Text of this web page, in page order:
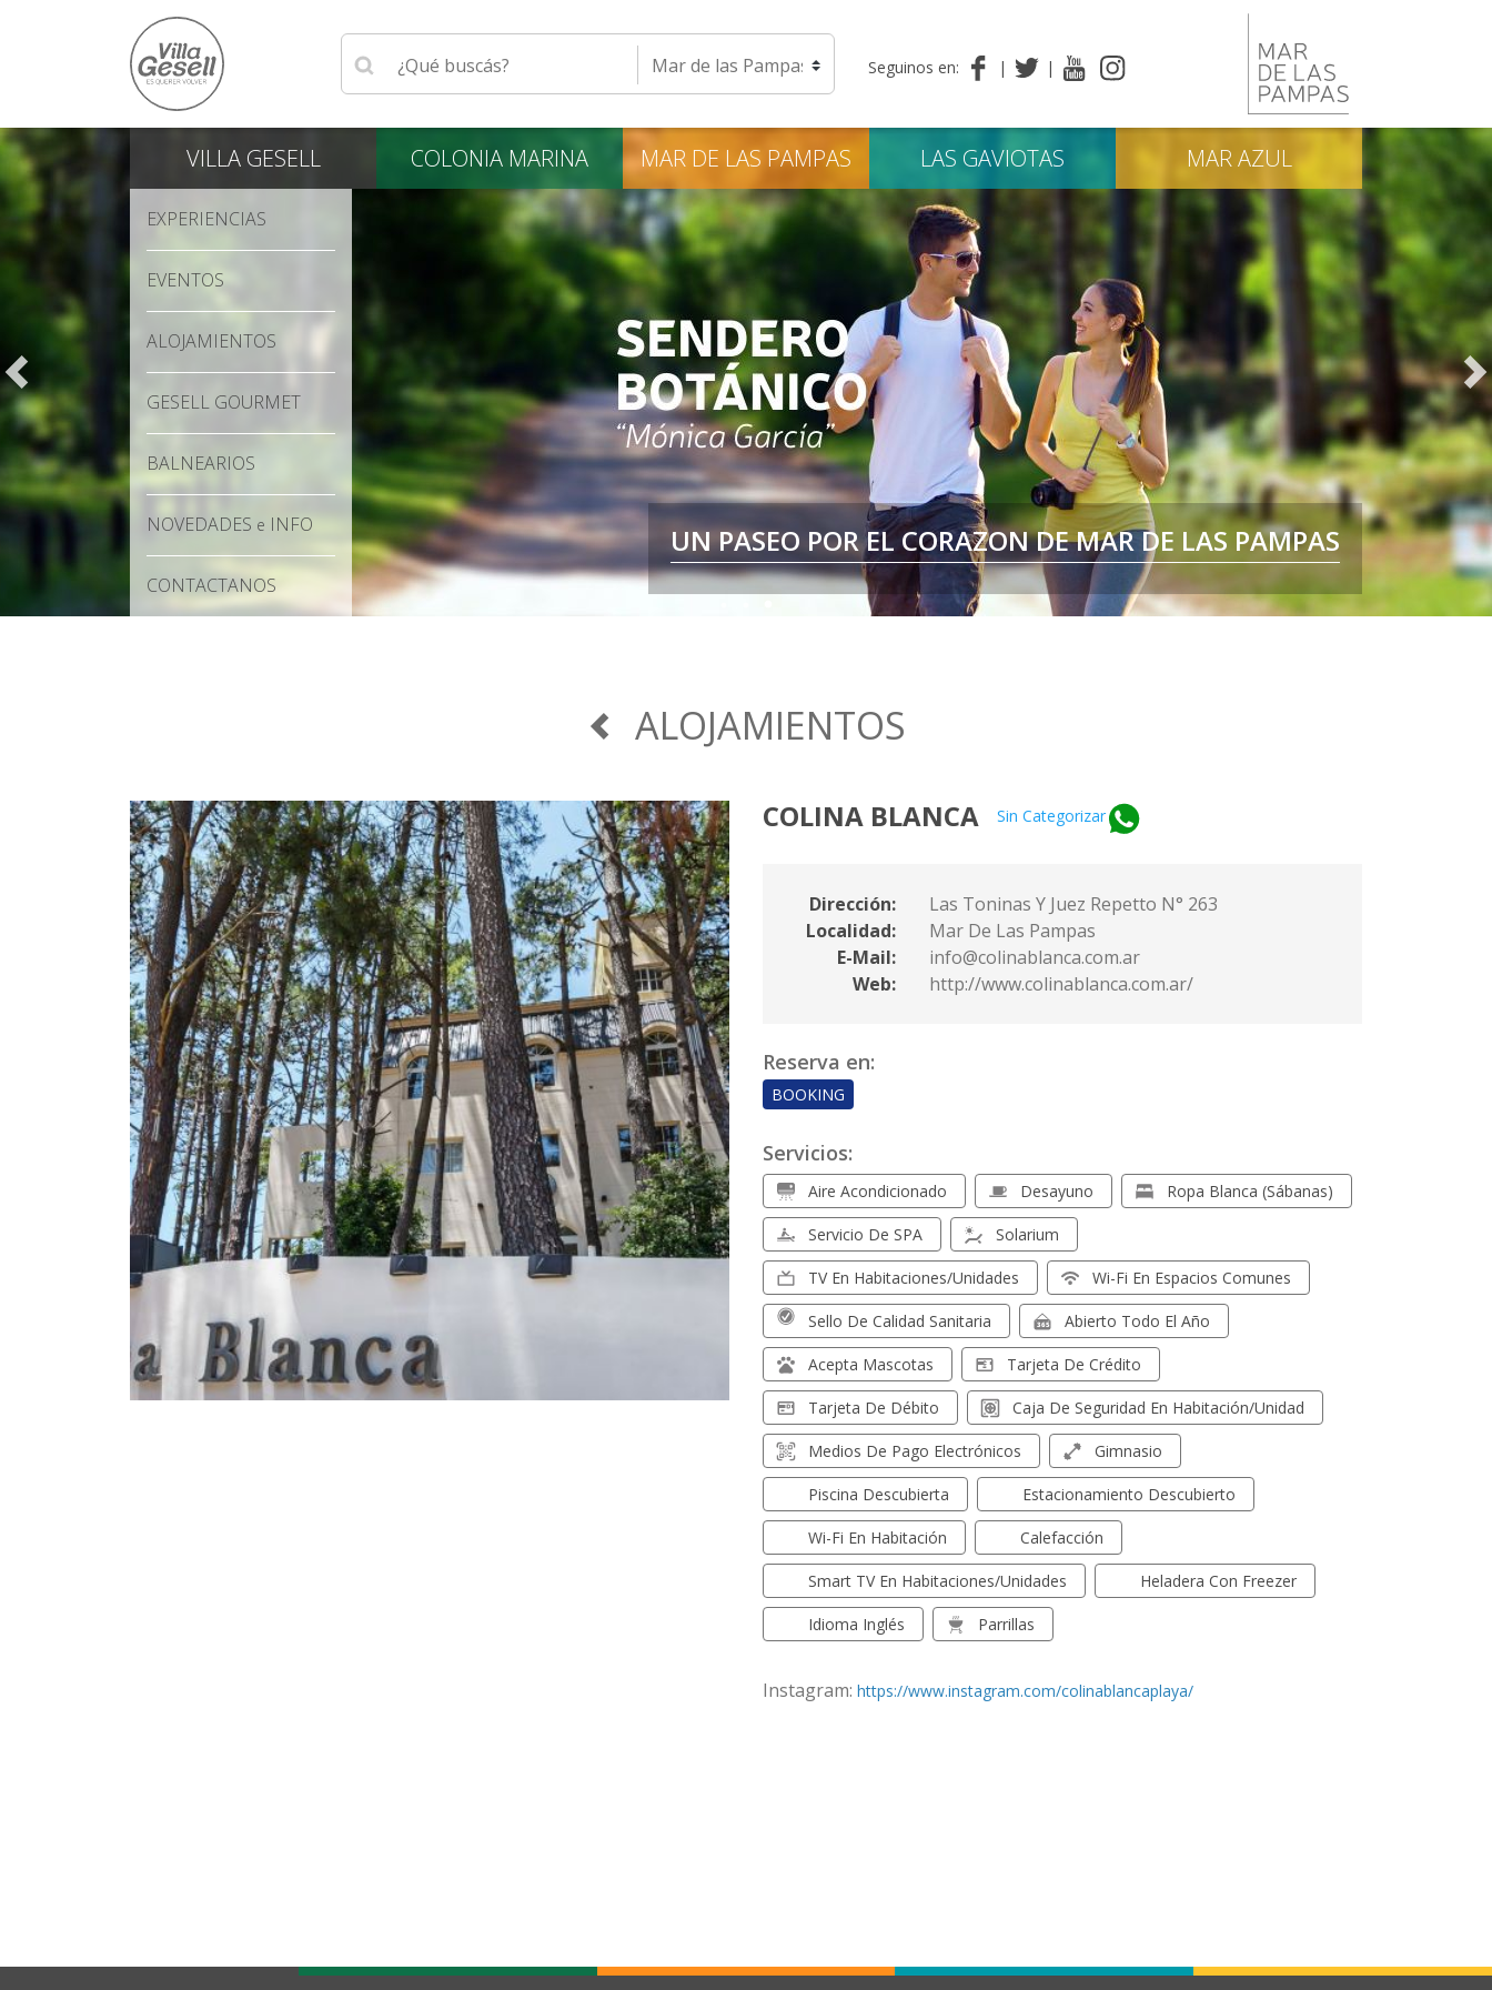
Seleccione una localidad
Seguinos en:
POR ESO, CUIDAMOS SU IDENTIDAD
MAR DE LAS PAMPAS
VIVIR SIN PRISA
UN PASEO POR EL CORAZON DE MAR DE LAS PAMPAS
VILLAGESELL COLONIA MARINA MAR DE LAS PAMPAS LAS GAVIOTAS MARAZUL
EXPERIENCIAS
EVENTOS
ALOJAMIENTOS
GESELL GOURMET
BALNEARIOS
NOVEDADES e INFO
CONTACTANOS
ALOJAMIENTOS
COLINA BLANCA Sin Categorizar
Dirección:
Las Toninas Y Juez Repetto N° 263
Localidad:
Mar De Las Pampas
E-Mail:
info@colinablanca.com.ar
Web:
http://www.colinablanca.com.ar/
Reserva en:
BOOKING
Servicios:
Aire Acondicionado Desayuno Ropa Blanca (sábanas)
Servicio De SPA Solarium
TV En Habitaciones/unidades Wi-Fi En Espacios Comunes
Sello De Calidad Sanitaria Abierto Todo El Año
Acepta Mascotas Tarjeta De Crédito
Tarjeta De Débito Caja De Seguridad En Habitación/unidad
Medios De Pago Electrónicos Gimnasio
Piscina Descubierta Estacionamiento Descubierto
Wi-Fi En Habitación Calefacción
Smart TV En Habitaciones/unidades Heladera Con Freezer
Idioma Inglés Parrillas
Instagram: https://www.instagram.com/colinablancaplaya/